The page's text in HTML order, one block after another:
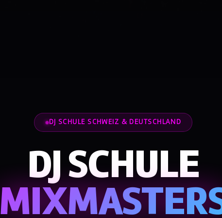
DJ SCHULE SCHWEIZ & DEUTSCHLAND
DJ SCHULE